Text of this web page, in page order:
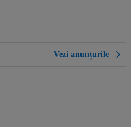
Vezi anunțurile